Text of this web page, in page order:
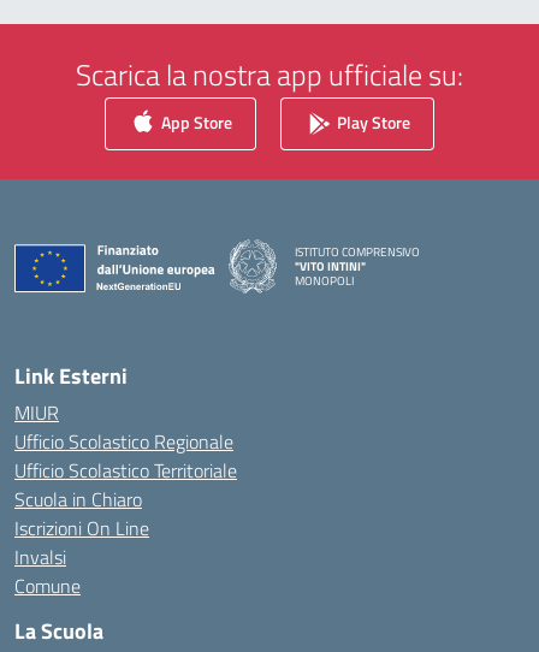
Scarica la nostra app ufficiale su:
App Store Play Store
ISTITUTO COMPRENSIVO
"VITO INTINI"
MONOPOLI
Link Esterni
MIUR
Ufficio Scolastico Regionale
Ufficio Scolastico Territoriale
Scuola in Chiaro
Iscrizioni On Line
Invalsi
Comune
La Scuola